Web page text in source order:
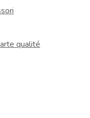
qualité